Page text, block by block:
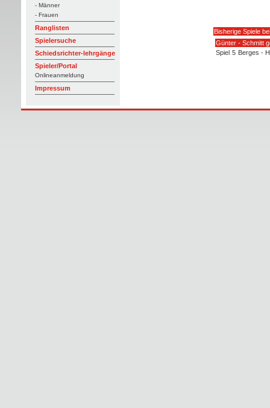
- Männer
- Frauen
Ranglisten
Spielersuche
Schiedsrichter-lehrgänge
Spieler/Portal
Onlineanmeldung
Impressum
Bisherige Spiele
Günter - Schmitt
Spiel 5 Berges -